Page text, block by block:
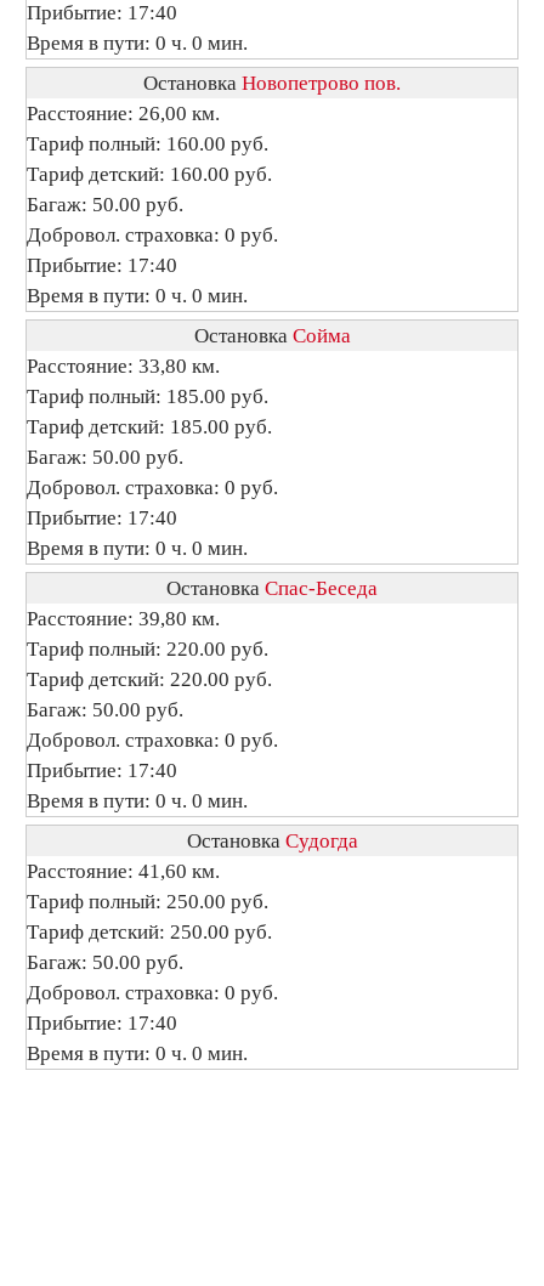
Прибытие: 17:40
Время в пути: 0 ч. 0 мин.
Остановка Новопетрово пов.
Расстояние: 26,00 км.
Тариф полный: 160.00 руб.
Тариф детский: 160.00 руб.
Багаж: 50.00 руб.
Добровол. страховка: 0 руб.
Прибытие: 17:40
Время в пути: 0 ч. 0 мин.
Остановка Сойма
Расстояние: 33,80 км.
Тариф полный: 185.00 руб.
Тариф детский: 185.00 руб.
Багаж: 50.00 руб.
Добровол. страховка: 0 руб.
Прибытие: 17:40
Время в пути: 0 ч. 0 мин.
Остановка Спас-Беседа
Расстояние: 39,80 км.
Тариф полный: 220.00 руб.
Тариф детский: 220.00 руб.
Багаж: 50.00 руб.
Добровол. страховка: 0 руб.
Прибытие: 17:40
Время в пути: 0 ч. 0 мин.
Остановка Судогда
Расстояние: 41,60 км.
Тариф полный: 250.00 руб.
Тариф детский: 250.00 руб.
Багаж: 50.00 руб.
Добровол. страховка: 0 руб.
Прибытие: 17:40
Время в пути: 0 ч. 0 мин.